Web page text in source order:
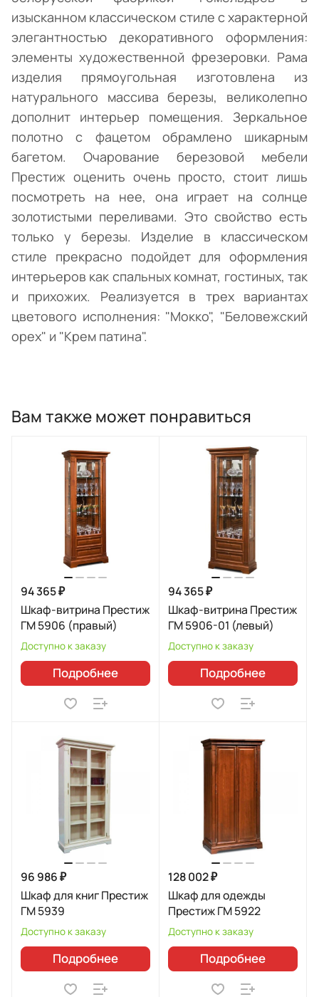
изысканном классическом стиле с характерной
элегантностью декоративного оформления:
элементы художественной фрезеровки. Рама
изделия прямоугольная изготовлена из
натурального массива березы, великолепно
дополнит интерьер помещения. Зеркальное
полотно с фацетом обрамлено шикарным
багетом. Очарование березовой мебели
Престиж оценить очень просто, стоит лишь
посмотреть на нее, она играет на солнце
золотистыми переливами. Это свойство есть
только у березы. Изделие в классическом
стиле прекрасно подойдет для оформления
интерьеров как спальных комнат, гостиных, так
и прихожих. Реализуется в трех вариантах
цветового исполнения: "Мокко", "Беловежский
орех" и "Крем патина".
Вам также может понравиться
94 365 ₽
Шкаф-витрина Престиж
ГМ 5906 (правый)
Доступно к заказу
Подробнее
94 365 ₽
Шкаф-витрина Престиж
ГМ 5906-01 (левый)
Доступно к заказу
Подробнее
96 986 ₽
Шкаф для книг Престиж
ГМ 5939
Доступно к заказу
Подробнее
128 002 ₽
Шкаф для одежды
Престиж ГМ 5922
Доступно к заказу
Подробнее